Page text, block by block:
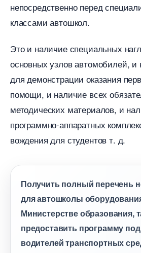
непосредственно перед
классами автошкол.
Это и наличие специальных
основных узлов автомобилей, и
для демонстрации оказания
помощи, и наличие всех
методических материалов, и
программно-аппаратных
ождения для студентов т. д.
Получить полный перечень
для автошколы
Министерстве образования,
предоставить программу
одителей транспортных